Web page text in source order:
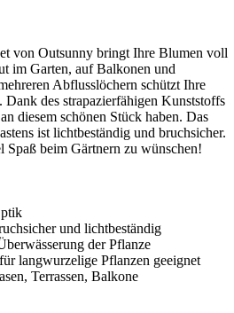
von Outsunny bringt Ihre Blumen voll
im Garten, auf Balkonen und
Abflusslöchern schützt Ihre
des strapazierfähigen Kunststoffs
diesem schönen Stück haben. Das
ist lichtbeständig und bruchsicher.
beim Gärtnern zu wünschen!
und lichtbeständig
der Pflanze
langwurzelige Pflanzen geeignet
Terrassen, Balkone